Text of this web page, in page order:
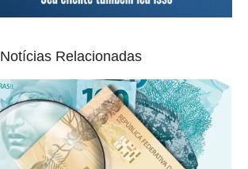
Notícias Relacionadas